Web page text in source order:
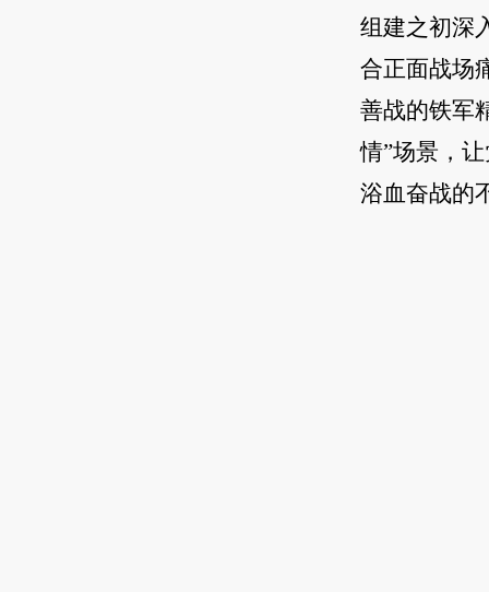
组建之初深
合正面战场
善战的铁军
情”场景，
浴血奋战的